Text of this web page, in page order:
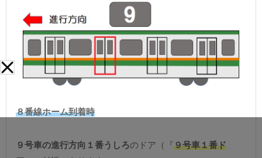
８番線ホーム到着時
９号車の進行方向１番うしろのドア（『９号車１番ド